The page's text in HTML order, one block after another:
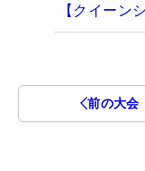
【クイーン
前の大会